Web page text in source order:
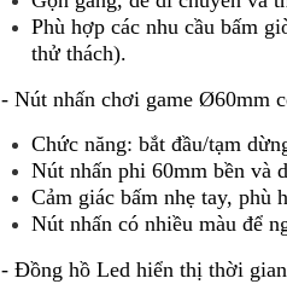
Phù hợp các nhu cầu bấm
thử thách).
- Nút nhấn chơi game Ø60mm
Chức năng: bắt đầu/tạm
Nút nhấn phi 60mm bền và
Cảm giác bấm nhẹ tay, phù
Nút nhấn có nhiều màu để
- Đồng hồ Led hiển thị thời